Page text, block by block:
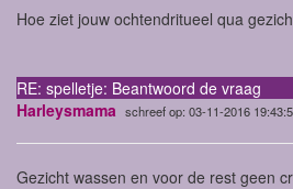
Hoe ziet jouw ochtendritueel qua
RE: spelletje: Beantwoord de vraag
Harleysmama schreef op: 03-11-2016
Gezicht wassen en voor de rest geen